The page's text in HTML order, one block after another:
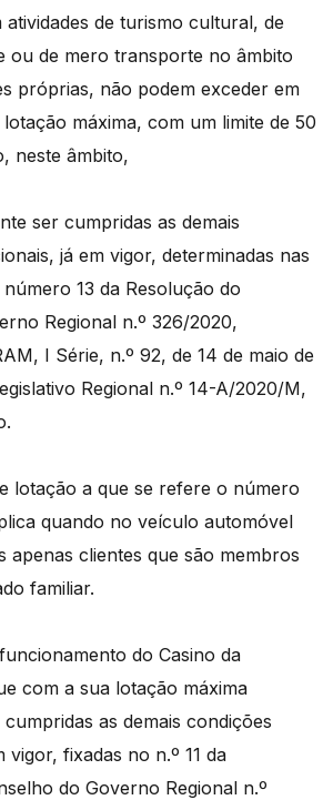
de turismo cultural, de
ou de mero transporte no âmbito
próprias, não podem exceder em
máxima, com um limite de 50
neste âmbito,
ser cumpridas as demais
já em vigor, determinadas nas
13 da Resolução do
Regional n.º 326/2020,
I Série, n.º 92, de 14 de maio de
Regional n.º 14-A/2020/M,
lotação a que se refere o número
quando no veículo automóvel
apenas clientes que são membros
familiar.
do Casino da
com a sua lotação máxima
as demais condições
vigor, fixadas no n.º 11 da
do Governo Regional n.º